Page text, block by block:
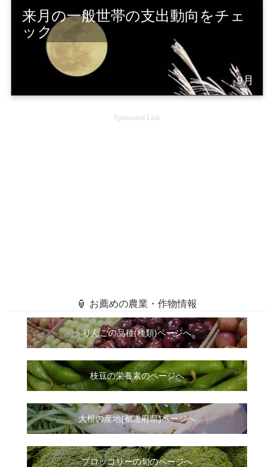
来月の一般世帯の支出動向をチェ
ック
9月
Sponsored Link
🏮 お薦めの農業・作物情報
りんごの品種(種類)ページへ
枝豆の栄養素のページへ
大根の産地(都道府県)ページへ
ブロッコリーの旬のページへ